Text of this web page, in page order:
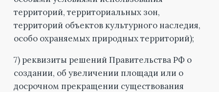
территорий, территориальных зон,
территорий объектов культурного наследия,
особо охраняемых природных территорий);
7) реквизиты решений Правительства РФ о
создании, об увеличении площади или о
досрочном прекращении существования